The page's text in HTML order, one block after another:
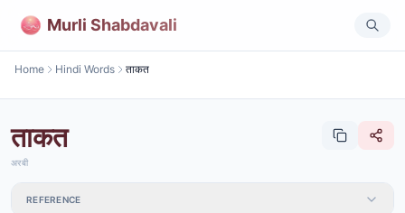
Murli Shabdavali
Home Hindi Words ताकत
ताकत
अरबी
REFERENCE